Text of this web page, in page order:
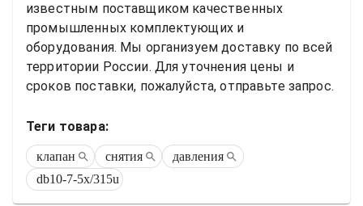
известным поставщиком качественных
промышленных комплектующих и
оборудования. Мы организуем доставку по всей
территории России. Для уточнения цены и
сроков поставки, пожалуйста, отправьте запрос.
Теги товара:
клапан снятия
давления
db10-7-5x/315u